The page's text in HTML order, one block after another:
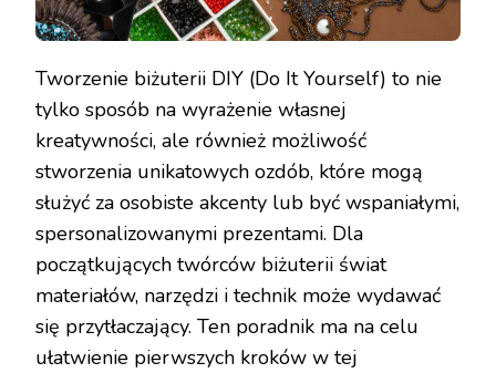
Tworzenie biżuterii DIY (Do It Yourself) to nie
tylko sposób na wyrażenie własnej
kreatywności, ale również możliwość
stworzenia unikatowych ozdób, które mogą
służyć za osobiste akcenty lub być wspaniałymi,
spersonalizowanymi prezentami. Dla
początkujących twórców biżuterii świat
materiałów, narzędzi i technik może wydawać
się przytłaczający. Ten poradnik ma na celu
ułatwienie pierwszych kroków w tej